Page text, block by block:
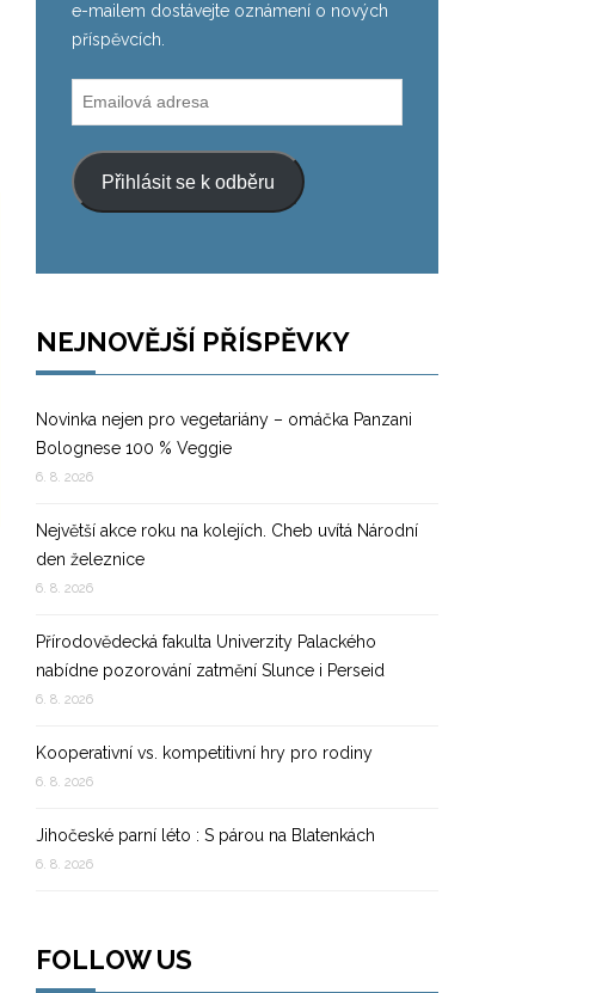
e-mailem dostávejte oznámení o nových
příspěvcích.
Emailová
adresa
Přihlásit se k odběru
NEJNOVĚJŠÍ PŘÍSPĚVKY
Novinka nejen pro vegetariány – omáčka Panzani
Bolognese 100 % Veggie
6. 8. 2026
Největší akce roku na kolejích. Cheb uvítá Národní
den železnice
6. 8. 2026
Přírodovědecká fakulta Univerzity Palackého
nabídne pozorování zatmění Slunce i Perseid
6. 8. 2026
Kooperativní vs. kompetitivní hry pro rodiny
6. 8. 2026
Jihočeské parní léto : S párou na Blatenkách
6. 8. 2026
FOLLOW US